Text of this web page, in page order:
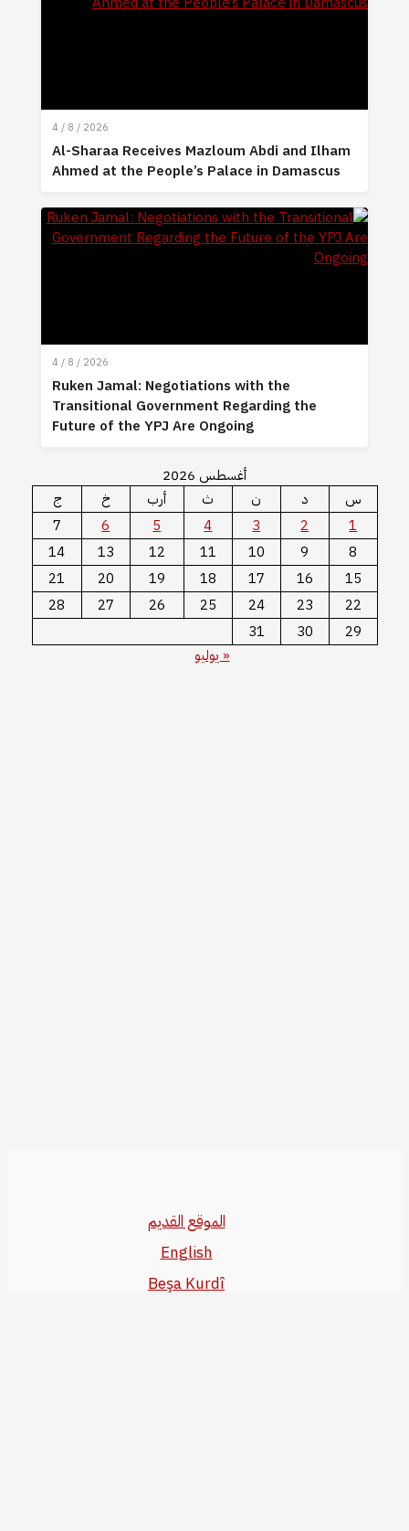
4 / 8 / 2026
Al-Sharaa Receives Mazloum Abdi and Ilham
Ahmed at the People’s Palace in Damascus
4 / 8 / 2026
Ruken Jamal: Negotiations with the
Transitional Government Regarding the
Future of the YPJ Are Ongoing
أغسطس 2026
س
د ن ث أرب خ
ج
1
2
3
4
5
6
7
8
9
10
11
12
13
14
15
16
17
18
19
20
21
22
23
24
25
26
27
28
29
30
31
« يوليو
الموقع القديم
English
Beşa Kurdî